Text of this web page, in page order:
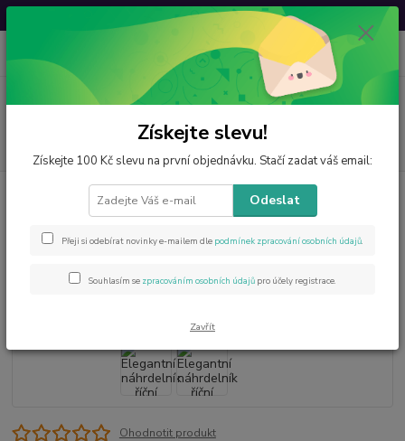
Svatovavřinecká sleva: 20 % s kódemVAVRINEC20
Menu
CZK 0
za
Šperky z minerálů
Elegantní náhrdelník říční perly a
chirurgická ocel 48 cm
Elegantní náhrdelník říční perly a
chirurgická ocel 48 cm
Ohodnotit produkt
Získejte slevu!
Získejte 100 Kč slevu na první objednávku. Stačí zadat váš email:
Odeslat
Přeji si odebírat novinky e-mailem dle podmínek zpracování osobních údajů.
Souhlasím se zpracováním osobních údajů pro účely registrace.
Zavřít